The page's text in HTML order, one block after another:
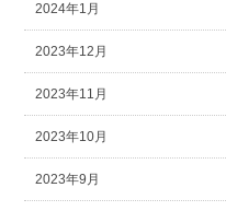
2024年1月
2023年12月
2023年11月
2023年10月
2023年9月